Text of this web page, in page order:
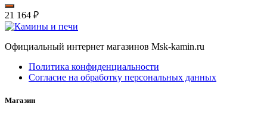
21 164 ₽
Официальный интернет магазинов Msk-kamin.ru
Политика конфиденциальности
Согласие на обработку персональных данных
Магазин